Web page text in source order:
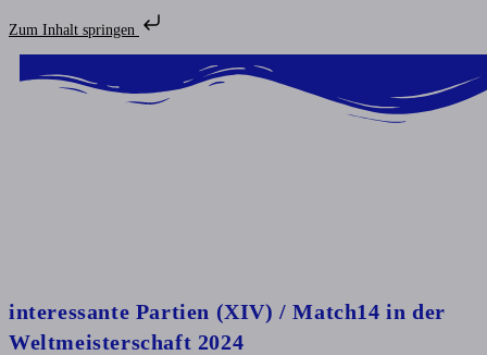
Zum Inhalt springen
interessante Partien (XIV) / Match14 in der
Weltmeisterschaft 2024